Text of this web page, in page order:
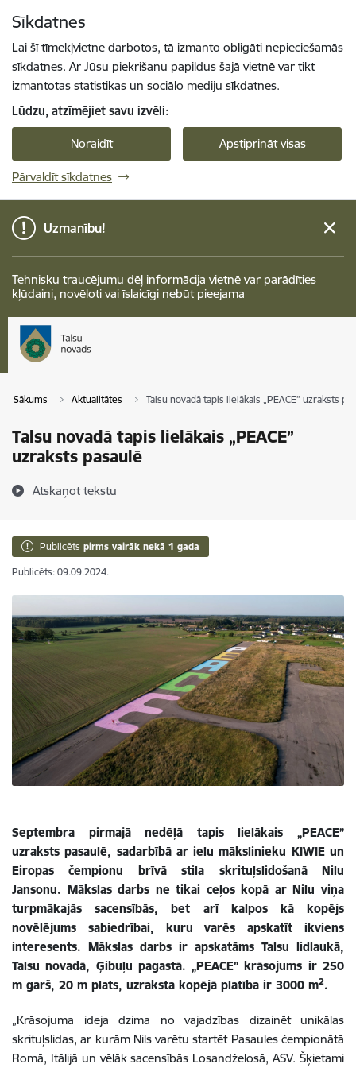
Sīkdatnes
Lai šī tīmekļvietne darbotos, tā izmanto obligāti nepieciešamās
sīkdatnes. Ar Jūsu piekrišanu papildus šajā vietnē var tikt
izmantotas statistikas un sociālo mediju sīkdatnes.
Lūdzu, atzīmējiet savu izvēli:
Noraidīt Apstiprināt visas
Pārvaldīt sīkdatnes
Uzmanību!
Tehnisku traucējumu dēļ informācija vietnē var parādīties
kļūdaini, novēloti vai īslaicīgi nebūt pieejama
Sākums Aktualitātes Talsu novadā tapis lielākais „PEACE” uzraksts
Talsu novadā tapis lielākais „PEACE”
uzraksts pasaulē
Atskaņot tekstu
Publicēts pirms vairāk nekā 1 gada
Publicēts: 09.09.2024.
Septembra pirmajā nedēļā tapis lielākais „PEACE”
uzraksts pasaulē, sadarbībā ar ielu mākslinieku KIWIE un
Eiropas čempionu brīvā stila skrituļslidošanā Nilu
Jansonu. Mākslas darbs ne tikai ceļos kopā ar Nilu viņa
turpmākajās sacensībās, bet arī kalpos kā kopējs
novēlējums sabiedrībai, kuru varēs apskatīt ikviens
interesents. Mākslas darbs ir apskatāms Talsu lidlaukā,
Talsu novadā, Ģibuļu pagastā. „PEACE” krāsojums ir 250
m garš, 20 m plats, uzraksta kopējā platība ir 3000 m2.
„Krāsojuma ideja dzima no vajadzības dizainēt unikālas
skrituļslidas, ar kurām Nils varētu startēt Pasaules čempionātā
Romā, Itālijā un vēlāk sacensībās Losandželosā, ASV. Šķietami